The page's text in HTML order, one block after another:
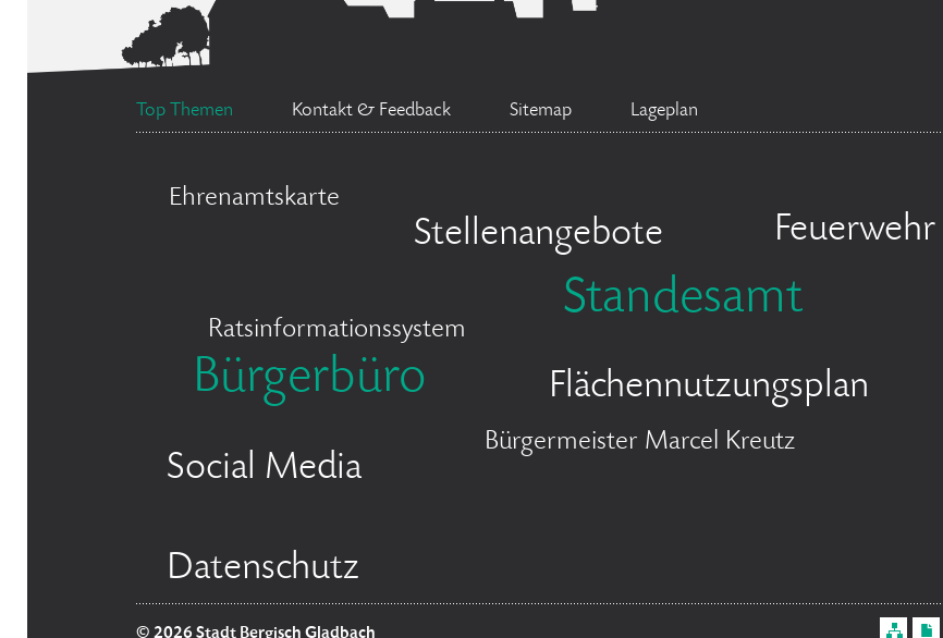
Top Themen Kontakt & Feedback Sitemap Lageplan
Ehrenamtskarte
Stellenangebote Feuerwehr
Ratsinformationssystem
Standesamt
Bürgerbüro
Flächennutzungsplan
Social Media
Bürgermeister Marcel Kreutz
Datenschutz
© 2026 Stadt Bergisch Gladbach